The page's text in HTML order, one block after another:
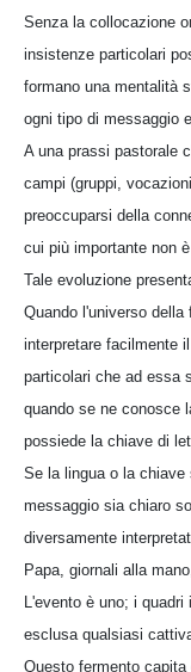
Senza la collocazione
insistenze particolari
formano una mentalità
ogni tipo di messaggio
A una prassi pastorale
campi (gruppi,
preoccuparsi della
cui più importante non
Tale evoluzione
Quando l'universo
interpretare facilmente
particolari che ad essa
quando se ne conosce
possiede la chiave di
Se la lingua o la
messaggio sia chiaro
diversamente
Papa, giornali alla
L'evento è uno; i
esclusa qualsiasi
Questo fermento